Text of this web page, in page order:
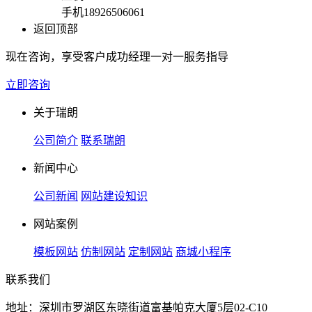
手机18926506061
返回顶部
现在咨询，享受客户成功经理一对一服务指导
立即咨询
关于瑞朗
公司简介 联系瑞朗
新闻中心
公司新闻 网站建设知识
网站案例
模板网站 仿制网站 定制网站 商城小程序
联系我们
地址：深圳市罗湖区东晓街道富基帕克大厦5层02-C10